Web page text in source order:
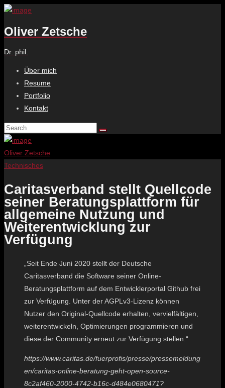
Oliver Zetsche
Dr. phil.
Über mich
Resume
Portfolio
Kontakt
Oliver Zetsche
Technisches
Caritasverband stellt Quellcode
seiner Beratungsplattform für
allgemeine Nutzung und
Weiterentwicklung zur
Verfügung
„Seit Ende Juni 2020 stellt der Deutsche
Caritasverband die Software seiner Online-
Beratungsplattform auf dem Entwicklerportal Github frei
zur Verfügung. Unter der AGPLv3-Lizenz können
Nutzer den Original-Quellcode erhalten, vervielfältigen,
weiterentwickeln, Optimierungen programmieren und
diese der Community erneut zur Verfügung stellen.“
https://www.caritas.de/fuerprofis/presse/pressemeldung
en/caritas-online-beratung-geht-open-source-
8c2af460-2000-4742-b16c-d484e0680471?